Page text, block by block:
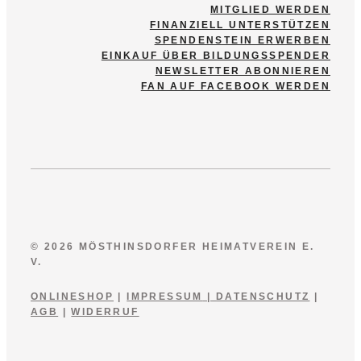
MITGLIED WERDEN
FINANZIELL UNTERSTÜTZEN
SPENDENSTEIN ERWERBEN
EINKAUF ÜBER BILDUNGSSPENDER
NEWSLETTER ABONNIEREN
FAN AUF FACEBOOK WERDEN
© 2026 MÖSTHINSDORFER HEIMATVEREIN E.
V.
ONLINESHOP |IMPRESSUM |DATENSCHUTZ
|
AGB
|WIDERRUF